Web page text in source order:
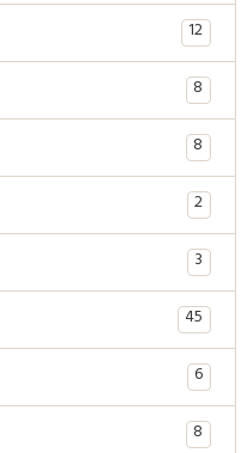
12
8
8
2
3
45
6
8